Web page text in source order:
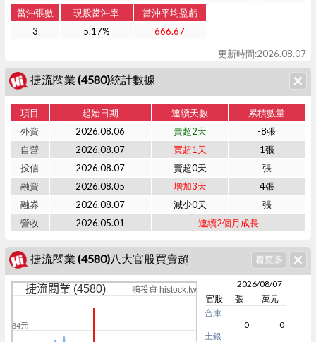
當沖張數 現股當沖率
當沖平均盈虧
3
5.17%
666.67
更新時間:2026.08.07
捷流閥業 (4580)統計數據
項目 起始日期 連續天數
累積數量
外資
2026.08.06 賣超2天
-8張
自營
2026.08.07 買超1天
1張
投信
2026.08.07 賣超0天
張
融資
2026.08.05 增加3天
4張
融券
2026.08.07 減少0天
張
營收
2026.05.01 連續2個月成長
捷流閥業 (4580)八大官股買賣超
捷流閥業 (4580) 嗨投資 histock.tw
84元
2026/08/07
官股
張
萬元
合庫
0
0
土銀